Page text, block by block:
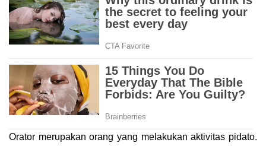
Orator merupakan orang yang melakukan aktivitas pidato.